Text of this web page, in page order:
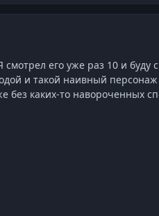
его уже раз 10 и буду
и такой наивный персонаж
без каких-то навороченных